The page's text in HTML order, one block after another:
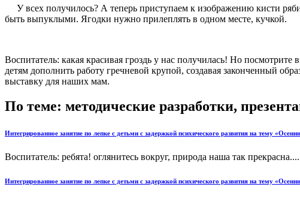
У всех получилось? А теперь приступаем к изображению кисти
быть выпуклыми. Ягодки нужно прилеплять в одном месте, кучкой.
Воспитатель: какая красивая гроздь у нас получилась! Но
детям дополнить работу гречневой крупой, создавая законченный
выставку для наших мам.
По теме: методические разработки,
Интегрированное занятие по лепке с детьми с задержкой психического развития на тему
Воспитатель: ребята! оглянитесь вокруг, природа наша так
Интегрированное занятие по лепке с детьми с задержкой психического развития на тему